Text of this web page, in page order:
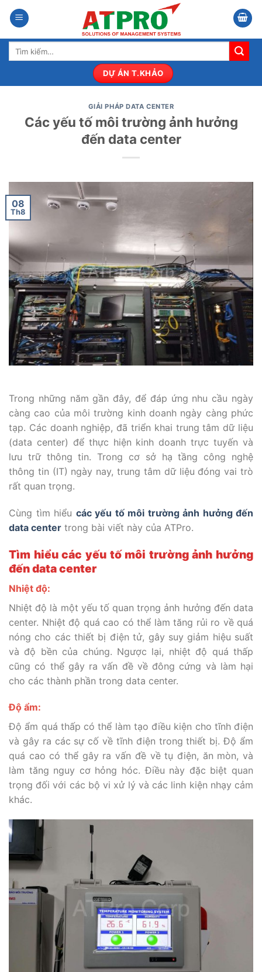
qua
nội
dung
Tìm
DỰ ÁN T.KHẢO
GIẢI PHÁP DATA CENTER
Các yếu tố môi trường ảnh hưởng
đến data center
08
Th8
Trong những năm gần đây, để đáp ứng nhu cầu ngày
càng cao của môi trường kinh doanh ngày càng phức
tạp. Các doanh nghiệp, đã triển khai trung tâm dữ liệu
(data center) để thực hiện kinh doanh trực tuyến và
lưu trữ thông tin. Trong cơ sở hạ tầng công nghệ
thông tin (IT) ngày nay, trung tâm dữ liệu đóng vai trò
rất quan trọng.
Cùng tìm hiểu các yếu tố môi trường ảnh hưởng đến
data center trong bài viết này của ATPro.
Tìm hiểu các yếu tố môi trường ảnh hưởng
đến data center
Nhiệt độ:
Nhiệt độ là một yếu tố quan trọng ảnh hưởng đến data
center. Nhiệt độ quá cao có thể làm tăng rủi ro về quá
nóng cho các thiết bị điện tử, gây suy giảm hiệu suất
và độ bền của chúng. Ngược lại, nhiệt độ quá thấp
cũng có thể gây ra vấn đề về đông cứng và làm hại
cho các thành phần trong data center.
Độ ẩm:
Độ ẩm quá thấp có thể làm tạo điều kiện cho tĩnh điện
và gây ra các sự cố về tĩnh điện trong thiết bị. Độ ẩm
quá cao có thể gây ra vấn đề về tụ điện, ăn mòn, và
làm tăng nguy cơ hỏng hóc. Điều này đặc biệt quan
trọng đối với các bộ vi xử lý và các linh kiện nhạy cảm
khác.